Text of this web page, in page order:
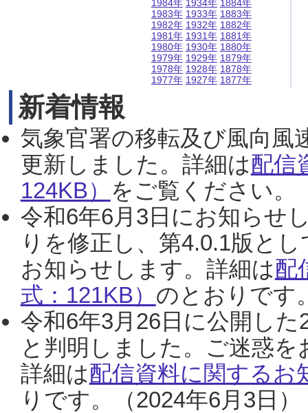
1984年
1983年
1982年
1981年
1980年
1979年
1978年
1977年
1934年
1933年
1932年
1931年
1930年
1929年
1928年
1927年
1884年
1883年
1882年
1881年
1880年
1879年
1878年
1877年
新着情報
気象官署の移転及び風向風
更新しました。詳細は配信
124KB） をご覧ください。
令和6年6月3日にお知らせ
りを修正し、第4.0.1版と
お知らせします。詳細は配
式：121KB） のとおりです
令和6年3月26日に公開し
と判明しました。ご迷惑
詳細は配信資料に関するお
りです。（2024年6月3日）